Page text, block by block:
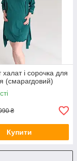
халат і сорочка для
(смарагдовий)
₴
Купити